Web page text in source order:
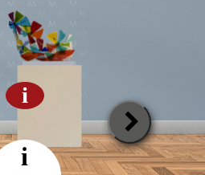
i
Next
Slide
i